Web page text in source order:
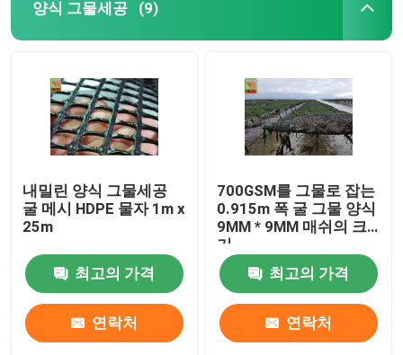
양식 그물세공 (9)
내밀린 양식 그물세공
굴 메시 HDPE 물자 1m x
25m
최고의 가격
연락처
700GSM를 그물로 잡는
0.915m 폭 굴 그물 양식
9MM * 9MM 매쉬의 크
기
최고의 가격
연락처